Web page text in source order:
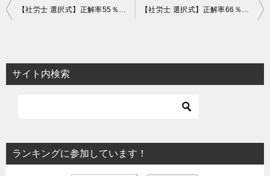
投
ビ
ゲ
ョ
ン
【社労士 選択式】正解率55％！食事の現物給与【健保】 【社労士 選択式】正解率66％！埋葬料の消滅時効【健保】
サイト内検索
ランキングに参加しています！